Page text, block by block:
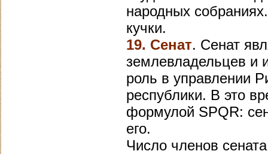
народных
кучки.
19. Сенат. Сенат
землевладельцев и
роль в управлении
республики. В это
формулой SPQR:
его.
Число членов